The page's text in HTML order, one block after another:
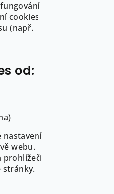
cookies
(např.
od:
nastavení
webu.
prohlížeči
stránky.